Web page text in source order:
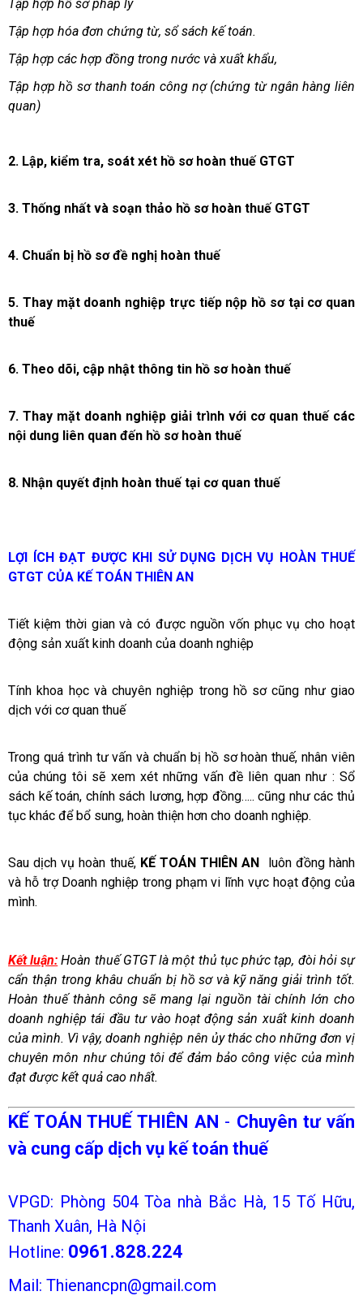
Tập hợp hồ sơ pháp lý
Tập hợp hóa đơn chứng từ, sổ sách kế toán.
Tập hợp các hợp đồng trong nước và xuất khẩu,
Tập hợp hồ sơ thanh toán công nợ (chứng từ ngân hàng liên
quan)
2. Lập, kiểm tra, soát xét hồ sơ hoàn thuế GTGT
3. Thống nhất và soạn thảo hồ sơ hoàn thuế GTGT
4. Chuẩn bị hồ sơ đề nghị hoàn thuế
5. Thay mặt doanh nghiệp trực tiếp nộp hồ sơ tại cơ quan
thuế
6. Theo dõi, cập nhật thông tin hồ sơ hoàn thuế
7. Thay mặt doanh nghiệp giải trình với cơ quan thuế các
nội dung liên quan đến hồ sơ hoàn thuế
8. Nhận quyết định hoàn thuế tại cơ quan thuế
LỢI ÍCH ĐẠT ĐƯỢC KHI SỬ DỤNG DỊCH VỤ HOÀN THUẾ
GTGT CỦA KẾ TOÁN THIÊN AN
Tiết kiệm thời gian và có được nguồn vốn phục vụ cho hoạt
động sản xuất kinh doanh của doanh nghiệp
Tính khoa học và chuyên nghiệp trong hồ sơ cũng như giao
dịch với cơ quan thuế
Trong quá trình tư vấn và chuẩn bị hồ sơ hoàn thuế, nhân viên
của chúng tôi sẽ xem xét những vấn đề liên quan như : Sổ
sách kế toán, chính sách lương, hợp đồng….. cũng như các thủ
tục khác để bổ sung, hoàn thiện hơn cho doanh nghiệp.
Sau dịch vụ hoàn thuế, KẾ TOÁN THIÊN AN
luôn đồng hành
và hỗ trợ Doanh nghiệp trong phạm vi lĩnh vực hoạt động của
mình.
Kết luận: Hoàn thuế GTGT là một thủ tục phức tạp, đòi hỏi sự
cẩn thận trong khâu chuẩn bị hồ sơ và kỹ năng giải trình tốt.
Hoàn thuế thành công sẽ mang lại nguồn tài chính lớn cho
doanh nghiệp tái đầu tư vào hoạt động sản xuất kinh doanh
của mình. Vì vậy, doanh nghiệp nên ủy thác cho những đơn vị
chuyên môn như chúng tôi để đảm bảo công việc của mình
đạt được kết quả cao nhất.
KẾ TOÁN THUẾ THIÊN AN - Chuyên tư vấn
và cung cấp dịch vụ kế toán thuế
VPGD: Phòng 504 Tòa nhà Bắc Hà, 15 Tố Hữu,
Thanh Xuân, Hà Nội
Hotline: 0961.828.224
Mail: Thienancpn@gmail.com